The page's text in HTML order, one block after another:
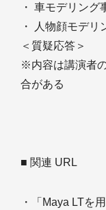
・ 車モデリング
・ 人物顔モデリ
＜質疑応答＞
※内容は講演者
合がある
■ 関連 URL
・「Maya LTを